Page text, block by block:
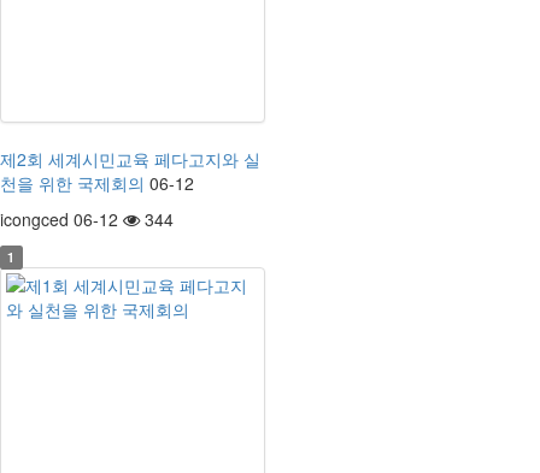
제2회 세계시민교육 페다고지와 실
천을 위한 국제회의 06-12
icongced 06-12
344
1